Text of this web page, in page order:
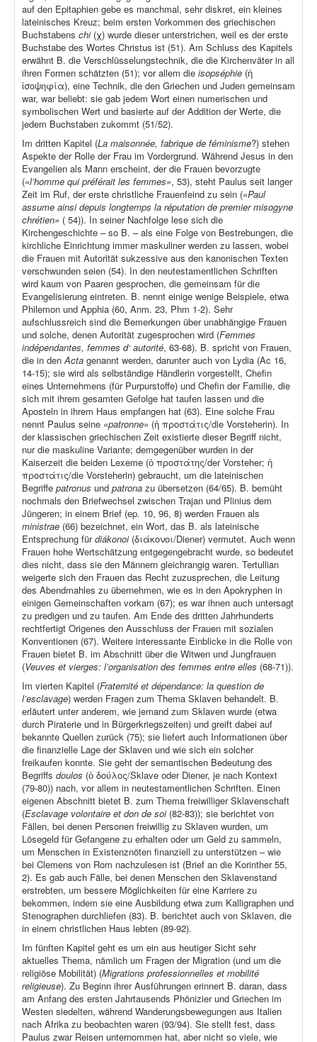
auf den Epitaphien gebe es manchmal, sehr diskret, ein kleines
lateinisches Kreuz; beim ersten Vorkommen des griechischen
Buchstabens chi (χ) wurde dieser unterstrichen, weil es der erste
Buchstabe des Wortes Christus ist (51). Am Schluss des Kapitels
erwähnt B. die Verschlüsselungstechnik, die die Kirchenväter in all
ihren Formen schätzten (51); vor allem die isopséphie (ἡ
ἰσοψηφία), eine Technik, die den Griechen und Juden gemeinsam
war, war beliebt: sie gab jedem Wort einen numerischen und
symbolischen Wert und basierte auf der Addition der Werte, die
jedem Buchstaben zukommt (51/52).
Im dritten Kapitel (La maisonnée, fabrique de féminisme?) stehen
Aspekte der Rolle der Frau im Vordergrund. Während Jesus in den
Evangelien als Mann erscheint, der die Frauen bevorzugte
(«l’homme qui préférait les femmes», 53), steht Paulus seit langer
Zeit im Ruf, der erste christliche Frauenfeind zu sein («Paul
assume ainsi depuis longtemps la réputation de premier misogyne
chrétien» ( 54)). In seiner Nachfolge lese sich die
Kirchengeschichte – so B. – als eine Folge von Bestrebungen, die
kirchliche Einrichtung immer maskuliner werden zu lassen, wobei
die Frauen mit Autorität sukzessive aus den kanonischen Texten
verschwunden seien (54). In den neutestamentlichen Schriften
wird kaum von Paaren gesprochen, die gemeinsam für die
Evangelisierung eintreten. B. nennt einige wenige Beispiele, etwa
Philemon und Apphia (60, Anm. 23, Phm 1-2). Sehr
aufschlussreich sind die Bemerkungen über unabhängige Frauen
und solche, denen Autorität zugesprochen wird (Femmes
indépendantes, femmes d‘ autorité, 63-68). B. spricht von Frauen,
die in denActa genannt werden, darunter auch von Lydia (Ac 16,
14-15); sie wird als selbständige Händlerin vorgestellt, Chefin
eines Unternehmens (für Purpurstoffe) und Chefin der Familie, die
sich mit ihrem gesamten Gefolge hat taufen lassen und die
Aposteln in ihrem Haus empfangen hat (63). Eine solche Frau
nennt Paulus seine «patronne» (ἡ προστάτις/die Vorsteherin). In
der klassischen griechischen Zeit existierte dieser Begriff nicht,
nur die maskuline Variante; demgegenüber wurden in der
Kaiserzeit die beiden Lexeme (ὁ προστάτης/der Vorsteher; ἡ
προστάτις/die Vorsteherin) gebraucht, um die lateinischen
Begriffe patronus und patrona zu übersetzen (64/65). B. bemüht
nochmals den Briefwechsel zwischen Trajan und Plinius dem
Jüngeren; in einem Brief (ep. 10, 96, 8) werden Frauen als
ministrae (66) bezeichnet, ein Wort, das B. als lateinische
Entsprechung fürdiákonoi (διάκονοι/Diener) vermutet. Auch wenn
Frauen hohe Wertschätzung entgegengebracht wurde, so bedeutet
dies nicht, dass sie den Männern gleichrangig waren. Tertullian
weigerte sich den Frauen das Recht zuzusprechen, die Leitung
des Abendmahles zu übernehmen, wie es in den Apokryphen in
einigen Gemeinschaften vorkam (67); es war ihnen auch untersagt
zu predigen und zu taufen. Am Ende des dritten Jahrhunderts
rechtfertigt Origenes den Ausschluss der Frauen mit sozialen
Konventionen (67). Weitere interessante Einblicke in die Rolle von
Frauen bietet B. im Abschnitt über die Witwen und Jungfrauen
(Veuves et vierges: l’organisation des femmes entre elles (68-71)).
Im vierten Kapitel (Fraternité et dépendance: la question de
l’esclavage) werden Fragen zum Thema Sklaven behandelt. B.
erläutert unter anderem, wie jemand zum Sklaven wurde (etwa
durch Piraterie und in Bürgerkriegszeiten) und greift dabei auf
bekannte Quellen zurück (75); sie liefert auch Informationen über
die finanzielle Lage der Sklaven und wie sich ein solcher
freikaufen konnte. Sie geht der semantischen Bedeutung des
Begriffs doulos (ὁ δούλος/Sklave oder Diener, je nach Kontext
(79-80)) nach, vor allem in neutestamentlichen Schriften. Einen
eigenen Abschnitt bietet B. zum Thema freiwilliger Sklavenschaft
(Esclavage volontaire et don de soi(82-83)); sie berichtet von
Fällen, bei denen Personen freiwillig zu Sklaven wurden, um
Lösegeld für Gefangene zu erhalten oder um Geld zu sammeln,
um Menschen in Existenznöten finanziell zu unterstützen – wie
bei Clemens von Rom nachzulesen ist (Brief an die Korinther 55,
2). Es gab auch Fälle, bei denen Menschen den Sklavenstand
erstrebten, um bessere Möglichkeiten für eine Karriere zu
bekommen, indem sie eine Ausbildung etwa zum Kalligraphen und
Stenographen durchliefen (83). B. berichtet auch von Sklaven, die
in einem christlichen Haus lebten (89-92).
Im fünften Kapitel geht es um ein aus heutiger Sicht sehr
aktuelles Thema, nämlich um Fragen der Migration (und um die
religiöse Mobilität) (Migrations professionnelles et mobilité
religieuse). Zu Beginn ihrer Ausführungen erinnert B. daran, dass
am Anfang des ersten Jahrtausends Phönizier und Griechen im
Westen siedelten, während Wanderungsbewegungen aus Italien
nach Afrika zu beobachten waren (93/94). Sie stellt fest, dass
Paulus zwar Reisen unternommen hat, aber nicht so viele, wie